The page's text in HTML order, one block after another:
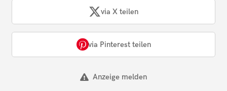
via X teilen
via Pinterest teilen
Anzeige melden